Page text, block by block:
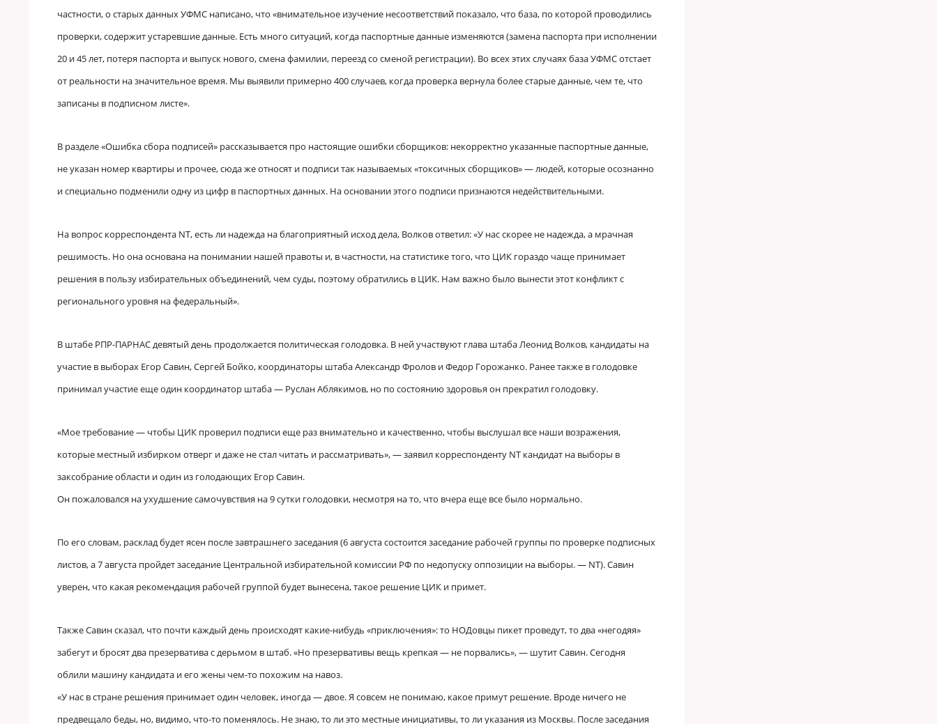
частности, о старых данных УФМС написано, что «внимательное изучение несоответствий показало, что база, по которой проводились
проверки, содержит устаревшие данные. Есть много ситуаций, когда паспортные данные изменяются (замена паспорта при исполнении
20 и 45 лет, потеря паспорта и выпуск нового, смена фамилии, переезд со сменой регистрации). Во всех этих случаях база УФМС отстает
от реальности на значительное время. Мы выявили примерно 400 случаев, когда проверка вернула более старые данные, чем те, что
записаны в подписном листе».
В разделе «Ошибка сбора подписей» рассказывается про настоящие ошибки сборщиков: некорректно указанные паспортные данные,
не указан номер квартиры и прочее, сюда же относят и подписи так называемых «токсичных сборщиков» — людей, которые осознанно
и специально подменили одну из цифр в паспортных данных. На основании этого подписи признаются недействительными.
На вопрос корреспондента NT, есть ли надежда на благоприятный исход дела, Волков ответил: «У нас скорее не надежда, а мрачная
решимость. Но она основана на понимании нашей правоты и, в частности, на статистике того, что ЦИК гораздо чаще принимает
решения в пользу избирательных объединений, чем суды, поэтому обратились в ЦИК. Нам важно было вынести этот конфликт с
регионального уровня на федеральный».
В штабе РПР-ПАРНАС девятый день продолжается политическая голодовка. В ней участвуют глава штаба Леонид Волков, кандидаты на
участие в выборах Егор Савин, Сергей Бойко, координаторы штаба Александр Фролов и Федор Горожанко. Ранее также в голодовке
принимал участие еще один координатор штаба — Руслан Аблякимов, но по состоянию здоровья он прекратил голодовку.
«Мое требование — чтобы ЦИК проверил подписи еще раз внимательно и качественно, чтобы выслушал все наши возражения,
которые местный избирком отверг и даже не стал читать и рассматривать», — заявил корреспонденту NT кандидат на выборы в
заксобрание области и один из голодающих Егор Савин.
Он пожаловался на ухудшение самочувствия на 9 сутки голодовки, несмотря на то, что вчера еще все было нормально.
По его словам, расклад будет ясен после завтрашнего заседания (6 августа состоится заседание рабочей группы по проверке подписных
листов, а 7 августа пройдет заседание Центральной избирательной комиссии РФ по недопуску оппозиции на выборы. — NT). Савин
уверен, что какая рекомендация рабочей группой будет вынесена, такое решение ЦИК и примет.
Также Савин сказал, что почти каждый день происходят какие-нибудь «приключения»: то НОДовцы пикет проведут, то два «негодяя»
забегут и бросят два презерватива с дерьмом в штаб. «Но презервативы вещь крепкая — не порвались», — шутит Савин. Сегодня
облили машину кандидата и его жены чем-то похожим на навоз.
«У нас в стране решения принимает один человек, иногда — двое. Я совсем не понимаю, какое примут решение. Вроде ничего не
предвещало беды, но, видимо, что-то поменялось. Не знаю, то ли это местные инициативы, то ли указания из Москвы. После заседания